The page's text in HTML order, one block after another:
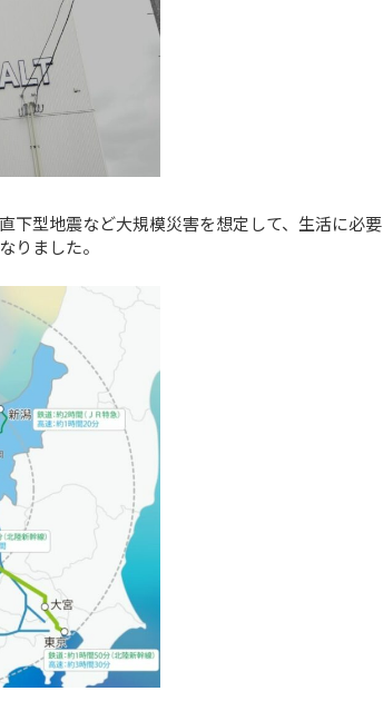
下型地震など大規模災害を想定して、生活に必要
りました。